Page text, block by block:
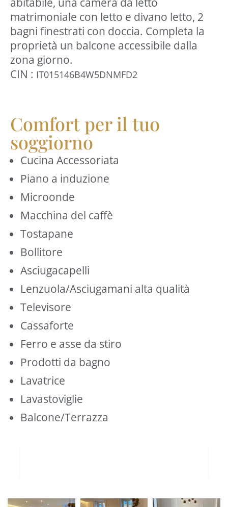
matrimoniale con letto e divano letto, 2
bagni finestrati con doccia. Completa la
proprietà un balcone accessibile dalla
zona giorno.
CIN : IT015146B4W5DNMFD2
Comfort per il tuo
soggiorno
Cucina Accessoriata
Piano a induzione
Microonde
Macchina del caffè
Tostapane
Bollitore
Asciugacapelli
Lenzuola/Asciugamani alta qualità
Televisore
Cassaforte
Ferro e asse da stiro
Prodotti da bagno
Lavatrice
Lavastoviglie
Balcone/Terrazza